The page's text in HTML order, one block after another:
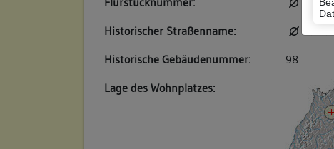
Historischer Straßenname:
keiner
Historische Gebäudenummer:
98
Lage des Wohnplatzes: